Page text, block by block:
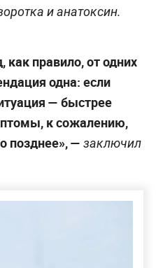
и анатоксин.
правило, от одних
одна: если
— быстрее
к сожалению,
позднее», — заключил